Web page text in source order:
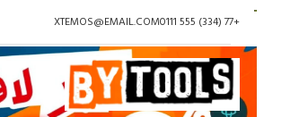
+77 (334) 555 0111
XTEMOS@EMAIL.COM